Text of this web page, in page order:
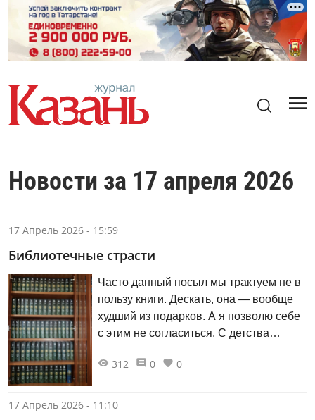
Новости за 17 апреля 2026
17 Апрель 2026 - 15:59
Библиотечные страсти
Часто данный посыл мы трактуем не в
пользу книги. Дескать, она — вообще
худший из подарков. А я позволю себе
с этим не согласиться. С детства
получал какую‑нибудь книжку и
полный интереснейших событий.
312 0 0
17 Апрель 2026 - 11:10